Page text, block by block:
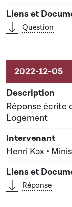
Question
Réponse écrite
Logement
Henri Kox •
Réponse